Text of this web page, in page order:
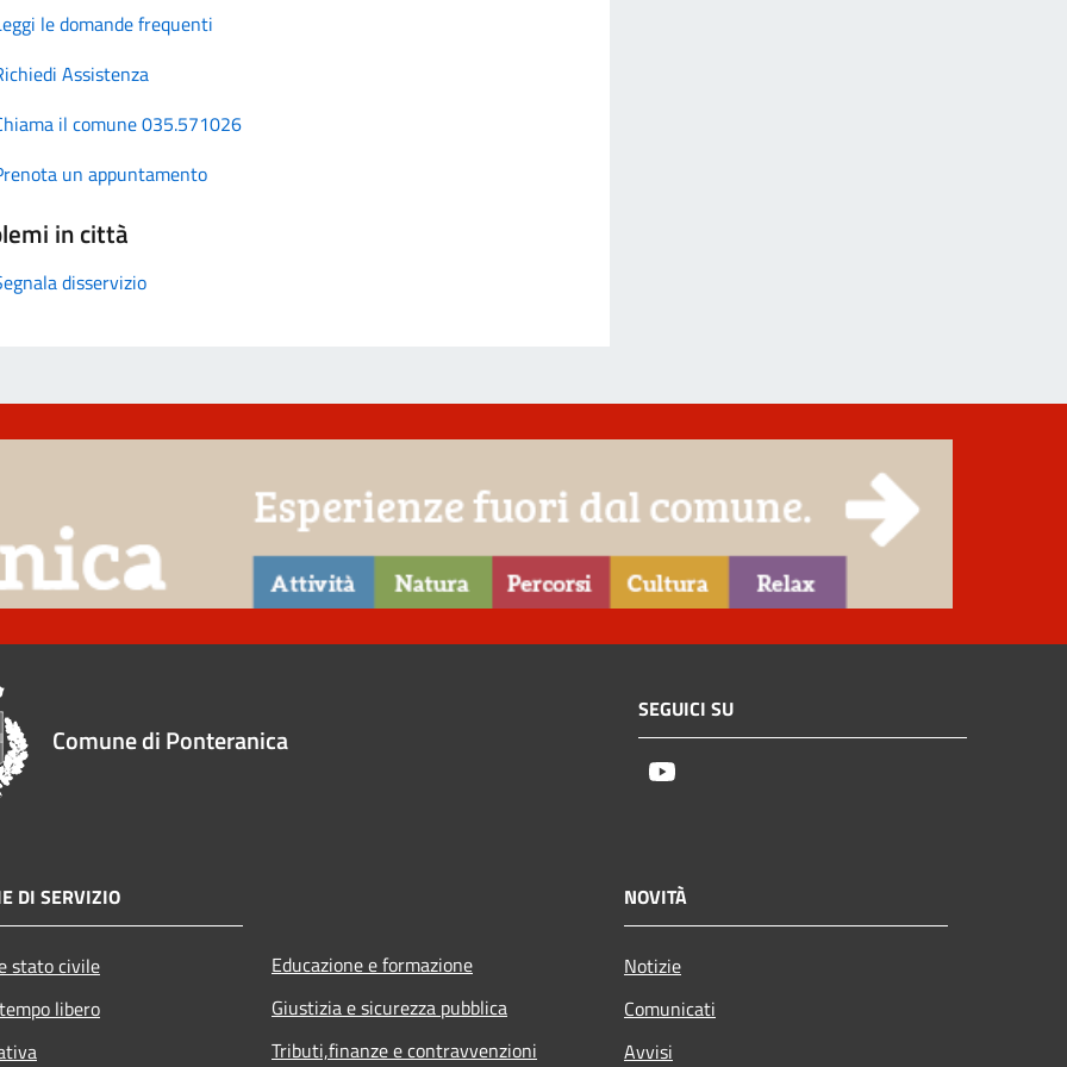
le domande frequenti
Assistenza
il comune 035.571026
un appuntamento
in città
disservizio
Comune di Ponteranica
SEGUICI SU
DI SERVIZIO
stato civile
libero
Educazione e formazione
Giustizia e sicurezza pubblica
Tributi,finanze e contravvenzioni
NOVITÀ
Notizie
Comunicati
Avvisi